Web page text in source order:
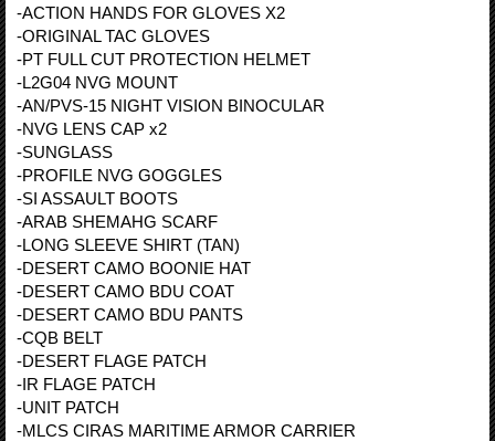
-ACTION HANDS FOR GLOVES X2
-ORIGINAL TAC GLOVES
-PT FULL CUT PROTECTION HELMET
-L2G04 NVG MOUNT
-AN/PVS-15 NIGHT VISION BINOCULAR
-NVG LENS CAP x2
-SUNGLASS
-PROFILE NVG GOGGLES
-SI ASSAULT BOOTS
-ARAB SHEMAHG SCARF
-LONG SLEEVE SHIRT (TAN)
-DESERT CAMO BOONIE HAT
-DESERT CAMO BDU COAT
-DESERT CAMO BDU PANTS
-CQB BELT
-DESERT FLAGE PATCH
-IR FLAGE PATCH
-UNIT PATCH
-MLCS CIRAS MARITIME ARMOR CARRIER